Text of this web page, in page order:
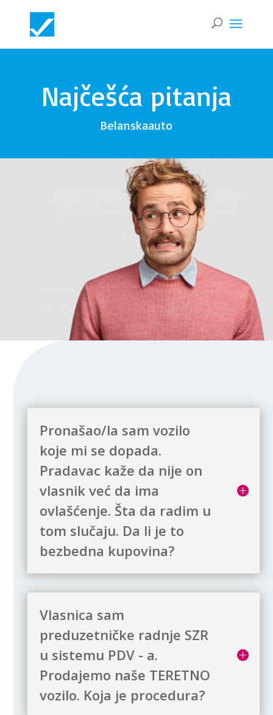
Najčešća pitanja
Belanskaauto
Pronašao/la sam vozilo
koje mi se dopada.
Pradavac kaže da nije on
vlasnik već da ima
ovlašćenje. Šta da radim u
tom slučaju. Da li je to
bezbedna kupovina?
Vlasnica sam
preduzetničke radnje SZR
u sistemu PDV - a.
Prodajemo naše TERETNO
vozilo. Koja je procedura?